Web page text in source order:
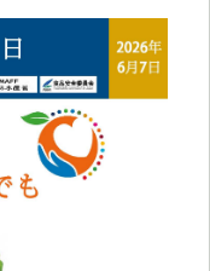
の毒性評価情報
ファイル
書）